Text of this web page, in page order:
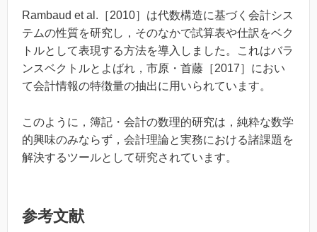
Rambaud et al.［2010］は代数構造に基づく会計シス
テムの性質を研究し，そのなかで試算表や仕訳をベク
トルとして表現する方法を導入しました。これはバラ
ンスベクトルとよばれ，市原・首藤［2017］におい
て会計情報の特徴量の抽出に用いられています。
このように，簿記・会計の数理的研究は，純粋な数学
的興味のみならず，会計理論と実務における諸課題を
解決するツールとして研究されています。
参考文献